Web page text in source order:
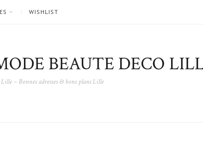
WISHLIST
BEAUTE DECO
– Bonnes adresses & bons plans Lille